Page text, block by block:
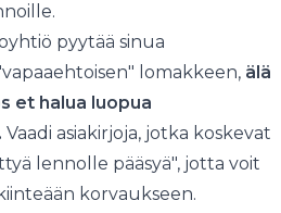
pyytää sinua
lomakkeen, älä
et halua luopua
Vaadi asiakirjoja, jotka koskevat
lennolle pääsyä", jotta voit
korvaukseen.